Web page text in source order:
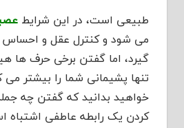
طبیعی است، در این شرایط
می شود و کنترل عقل و
گیرد، اما گفتن برخی حرف ها
تنها پشیمانی شما را بیشتر می
خواهید بدانید که گفتن چه
کردن یک رابطه عاطفی اشتباه